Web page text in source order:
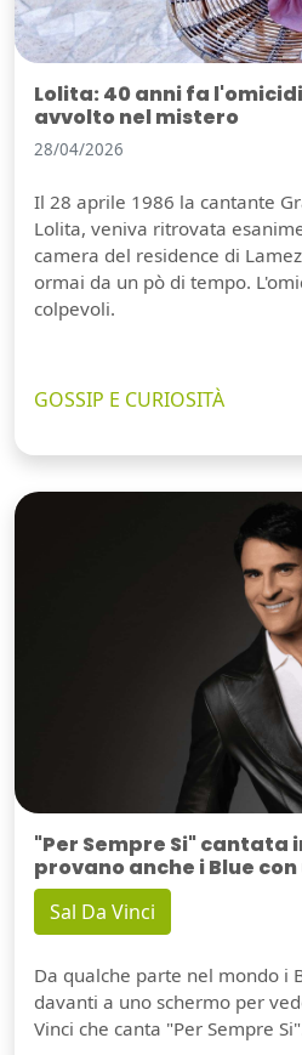
Lolita: 40 anni fa
avvolto nel mistero
28/04/2026
Il 28 aprile 1986 la cantante
Lolita, veniva ritrovata
camera del residence di
ormai da un pò di tempo.
colpevoli.
GOSSIP E CURIOSITÀ
"Per Sempre Si" cantata
provano anche i Blue
Sal Da Vinci
Da qualche parte nel mondo i
davanti a uno schermo per
Vinci che canta "Per Sempre